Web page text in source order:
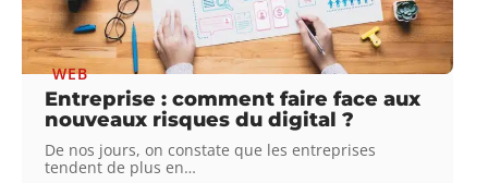
WEB
Entreprise : comment faire face aux
nouveaux risques du digital ?
De nos jours, on constate que les entreprises
tendent de plus en…